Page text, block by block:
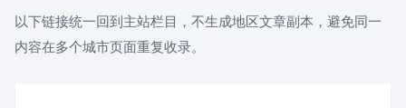
以下链接统一回到主站栏目，不生成地区文章副本，避免同一
内容在多个城市页面重复收录。